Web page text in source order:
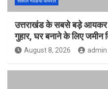
उत्तराखंड के सबसे बड़े आयकर
गुहार, घर बनाने के लिए जमीन
August 8, 2026 admin